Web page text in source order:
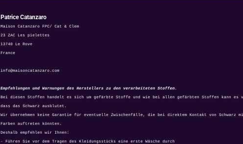
Patrice Catanzaro
Maison Catanzaro FPC/ Cat & Clem
23 ZAC Les pielettes
13740 Le Rove
France
info@maisoncatanzaro.com
Empfehlungen und Warnungen des Herstellers zu den verarbeiteten Stoffen.
Bei diesen Stoffen handelt es sich um gefärbte Stoffe und wie bei allen gefärbten Stoffen kann es
dass das Schwarz ausblutet.
Wir übernehmen keine Garantie für eventuelle Zwischenfälle, die bei direktem Kontakt von Schwarz
Farben auftreten könnten.
Deshalb empfehlen wir Ihnen:
- Führen Sie vor dem Tragen des Kleidungsstücks eine erste Wäsche durch